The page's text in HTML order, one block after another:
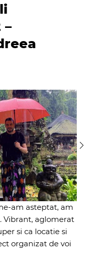
am asteptat, am
Vibrant, aglomerat
si ca locatie si
organizat de voi